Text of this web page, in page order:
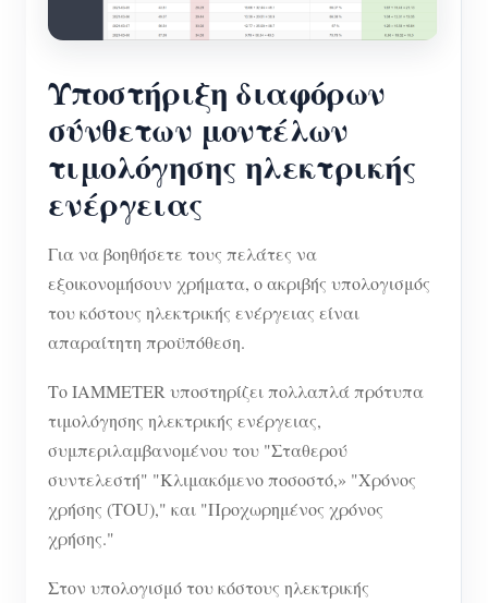
Υποστήριξη διαφόρων
σύνθετων μοντέλων
τιμολόγησης ηλεκτρικής
ενέργειας
Για να βοηθήσετε τους πελάτες να
εξοικονομήσουν χρήματα, ο ακριβής υπολογισμός
του κόστους ηλεκτρικής ενέργειας είναι
απαραίτητη προϋπόθεση.
Το IAMMETER υποστηρίζει πολλαπλά πρότυπα
τιμολόγησης ηλεκτρικής ενέργειας,
συμπεριλαμβανομένου του "Σταθερού
συντελεστή" "Κλιμακόμενο ποσοστό,» "Χρόνος
χρήσης (TOU)," και "Προχωρημένος χρόνος
χρήσης."
Στον υπολογισμό του κόστους ηλεκτρικής